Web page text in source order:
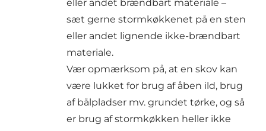
eller andet brændbart materiale –
sæt gerne stormkøkkenet på en sten
eller andet lignende ikke-brændbart
materiale.
Vær opmærksom på, at en skov kan
være lukket for brug af åben ild, brug
af bålpladser mv. grundet tørke, og så
er brug af stormkøkken heller ikke